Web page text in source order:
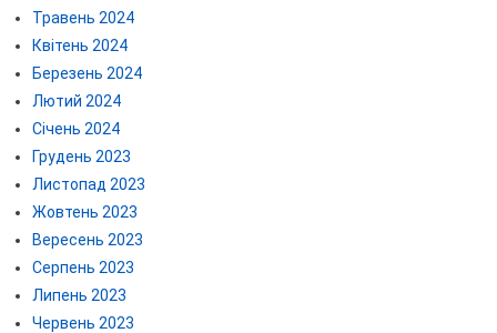
Травень 2024
Квітень 2024
Березень 2024
Лютий 2024
Січень 2024
Грудень 2023
Листопад 2023
Жовтень 2023
Вересень 2023
Серпень 2023
Липень 2023
Червень 2023